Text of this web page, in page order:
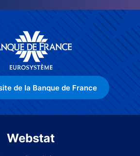
de la Banque de France
Webstat